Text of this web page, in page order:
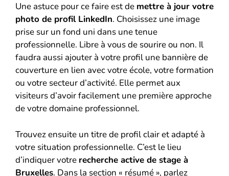
Une astuce pour ce faire est de mettre à jour votre
photo de profil LinkedIn. Choisissez une image
prise sur un fond uni dans une tenue
professionnelle. Libre à vous de sourire ou non. Il
faudra aussi ajouter à votre profil une bannière de
couverture en lien avec votre école, votre formation
ou votre secteur d’activité. Elle permet aux
visiteurs d’avoir facilement une première approche
de votre domaine professionnel.
Trouvez ensuite un titre de profil clair et adapté à
votre situation professionnelle. C’est le lieu
d’indiquer votre recherche active de stage à
Bruxelles. Dans la section « résumé », parlez